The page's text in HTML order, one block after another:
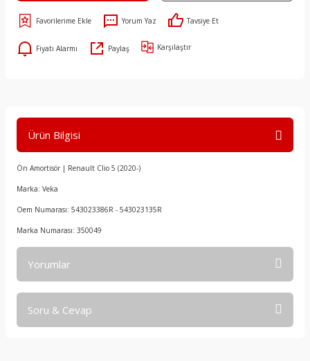
Yorum Yaz Tavsiye Et
Fiyatı Alarmı Paylaş Karşılaştır
Ürün Bilgisi
Ön Amortisör | Renault Clio 5 (2020-)
Marka: Veka
Oem Numarası: 543023386R - 543023135R
Marka Numarası: 350049
Yorumlar
Soru & Cevap